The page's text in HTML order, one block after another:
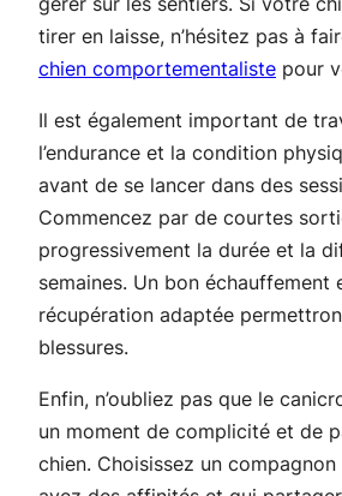
tirer en laisse, n’hésitez pas à
chien comportementaliste pour
Il est également important de
l’endurance et la condition
avant de se lancer dans des
Commencez par de courtes
progressivement la durée et la
semaines. Un bon échauffement
récupération adaptée
blessures.
Enfin, n’oubliez pas que le
un moment de complicité et de
chien. Choisissez un